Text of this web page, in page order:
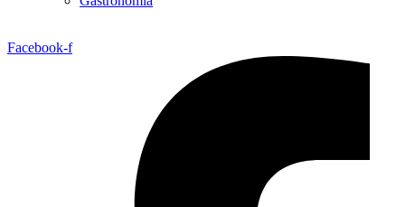
Facebook-f